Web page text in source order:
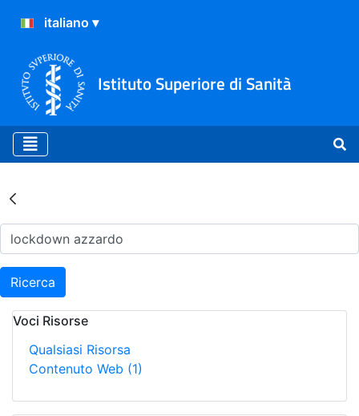
Istituto Superiore di Sanità
Risultati della Ricerca -
Ricerca
Voci Risorse
Qualsiasi Risorsa
Contenuto Web (1)